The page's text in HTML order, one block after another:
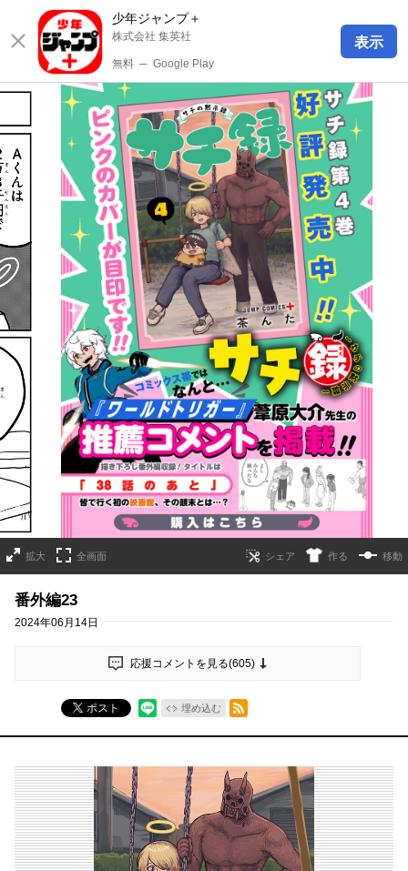
少年ジャンプ＋
株式会社 集英社
無料 ─ Google Play
表示
詳細ページへのリンク
拡大 全画面 作る 移動
番外編23
2024年06月14日
応援コメントを見る(605)
ポスト 埋め込む
RSSフィード